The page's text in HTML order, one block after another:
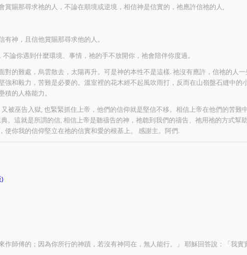
賜那尋求祂的人，不論在順境或逆境，相信神是信實的，祂應許信祂的人,
神，且信他賞賜那尋求他的人。
論你遇到什麼環境、事情，祂的手不放開你，祂會陪伴你度過。
對的難處，烏雲散去，太陽再升。可是神的本性不是這樣. 祂沒有應許，信祂的人
和毅力，苦難是必要的。溫室裡的花木經不起風吹雨打，反而在山嶺盤石縫中
的人格能力。
被巫告入獄, 也緊緊抓住上帝，他們的信仰就是堅信不移。相信上帝在他們的苦
。這就是所謂的信, 相信上帝是聽禱告的神，祂聼到我們的禱告、祂用祂的方式
你我的信仰堅立在祂的信實和愛的根基上。 感謝主。阿們.
師傅的；因為你所行的神蹟，若沒有神同在，無人能行。」 耶穌回答說：「我實